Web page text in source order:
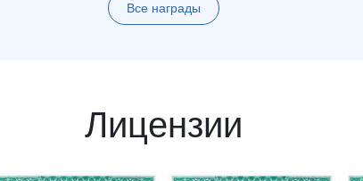
Все награды
Лицензии